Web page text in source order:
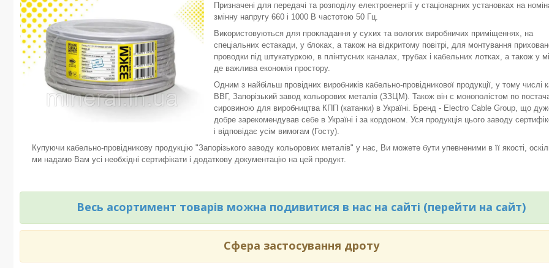
Призначені для передачі та розподілу електроенергії у стаціонарних установках на
змінну напругу 660 і 1000 В частотою 50 Гц.
Використовуються для прокладання у сухих та вологих виробничих приміщеннях, на
спеціальних естакади, у блоках, а також на відкритому повітрі, для монтування
проводки під штукатуркою, в плінтусних каналах, трубах і кабельних лотках, а також у
де важлива економія простору.
Одним з найбільш провідних виробників кабельно-провідникової продукції, у тому числі
ВВГ, Запорізький завод кольорових металів (ЗЗЦМ). Також він є монополістом по
сировиною для виробництва КПП (катанки) в Україні. Бренд - Electro Cable Group, що
добре зарекомендував себе в Україні і за кордоном. Уся продукція цього заводу
і відповідає усім вимогам (Госту).
Купуючи кабельно-провідникову продукцію "Запорізького заводу кольорових металів" у нас, Ви можете бути упевненими в її якості,
ми надамо Вам усі необхідні сертифікати і додаткову документацію на цей продукт.
Весь асортимент товарів можна подивитися в нас на сайті (перейти на сайт)
Сфера застосування дроту